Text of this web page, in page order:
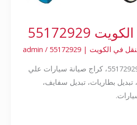
55172929
في الكويت | 55172929 /
admin
بنشر متنقل الكويت 55172929، كراج صيانة سيارات علي
تبديل بطاريات، تبديل سفايف،